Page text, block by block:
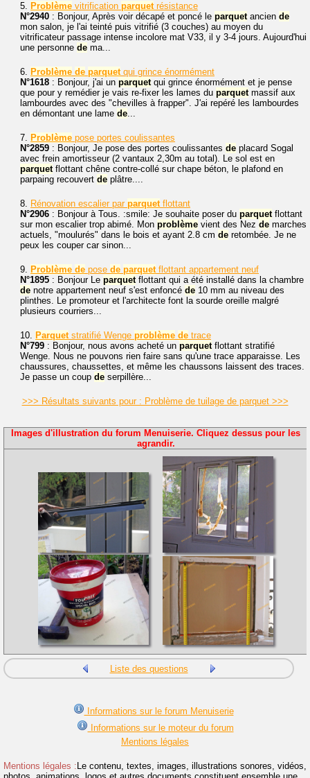
5. Problème vitrification parquetrésistance
N°2940 : Bonjour, Après voir décapé et poncé le parquetancien de
mon salon, je l'ai teinté puis vitrifié (3 couches) au moyen du
vitrificateur passage intense incolore mat V33, il y 3-4 jours. Aujourd'hui
une personne de ma...
6. Problème de parquetqui grince énormément
N°1618 : Bonjour, j'ai un parquetqui grince énormément et je pense
que pour y remédier je vais re-fixer les lames du parquetmassif aux
lambourdes avec des "chevilles à frapper". J'ai repéré les lambourdes
en démontant une lame de...
7. Problème pose portes coulissantes
N°2859 : Bonjour, Je pose des portes coulissantes de placard Sogal
avec frein amortisseur (2 vantaux 2,30m au total). Le sol est en
parquetflottant chêne contre-collé sur chape béton, le plafond en
parpaing recouvert de plâtre....
8. Rénovation escalier par parquetflottant
N°2906 : Bonjour à Tous. :smile: Je souhaite poser du parquetflottant
sur mon escalier trop abimé. Mon problème vient des Nez de marches
actuels, "moulurés" dans le bois et ayant 2.8 cm de retombée. Je ne
peux les couper car sinon...
9. Problème de pose de parquetflottant appartement neuf
N°1895 : Bonjour Le parquetflottant qui a été installé dans la chambre
de notre appartement neuf s'est enfoncé de 10 mm au niveau des
plinthes. Le promoteur et l'architecte font la sourde oreille malgré
plusieurs courriers...
10. Parquetstratifié Wenge problème de trace
N°799 : Bonjour, nous avons acheté un parquetflottant stratifié
Wenge. Nous ne pouvons rien faire sans qu'une trace apparaisse. Les
chaussures, chaussettes, et même les chaussons laissent des traces.
Je passe un coup de serpillère...
>>> Résultats suivants pour : Problème de tuilage de parquet >>>
Images d'illustration du forum Menuiserie. Cliquez dessus pour les
agrandir.
Liste des questions
Informations sur le forum Menuiserie
Informations sur le moteur du forum
Mentions légales
Mentions légales : Le contenu, textes, images, illustrations sonores, vidéos,